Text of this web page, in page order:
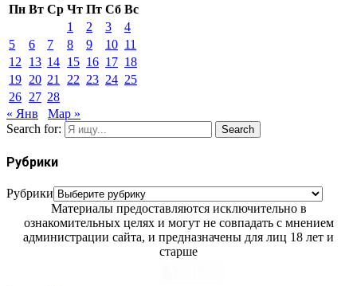
Пн Вт Ср Чт Пт Сб Вс
1
2 3
4
5
6 7 8 9 10 11
12
13 14 15 16 17 18
19 20 21 22 23 24 25
26 27 28
« Янв
Мар »
Search for:
Search
Рубрики
Рубрики
Материалы предоставляются исключительно в
ознакомительных целях и могут не совпадать с мнением
администрации сайта, и предназначены для лиц 18 лет и
старше